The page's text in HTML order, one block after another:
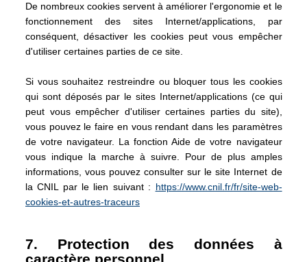
De nombreux cookies servent à améliorer l'ergonomie et le
fonctionnement des sites Internet/applications, par
conséquent, désactiver les cookies peut vous empêcher
d'utiliser certaines parties de ce site.
Si vous souhaitez restreindre ou bloquer tous les cookies
qui sont déposés par le sites Internet/applications (ce qui
peut vous empêcher d'utiliser certaines parties du site),
vous pouvez le faire en vous rendant dans les paramètres
de votre navigateur. La fonction Aide de votre navigateur
vous indique la marche à suivre. Pour de plus amples
informations, vous pouvez consulter sur le site Internet de
la CNIL par le lien suivant : https://www.cnil.fr/fr/site-web-
cookies-et-autres-traceurs
7. Protection des données à
caractère personnel